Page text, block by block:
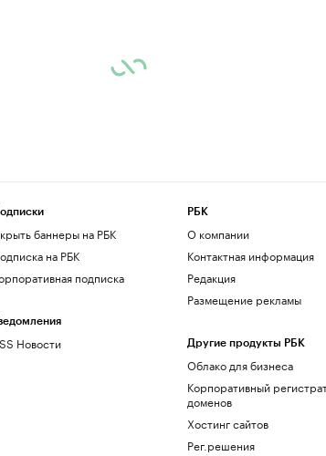
баннеры на РБК
на РБК
подписка
Новости
РБК
О компании
Контактная информация
Редакция
Размещение рекламы
Другие продукты РБК
Облако для бизнеса
Корпоративный
доменов
Хостинг сайтов
Рег.решения